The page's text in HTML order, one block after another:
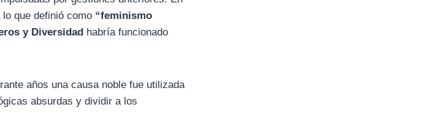
lo que definió como “feminismo
y Diversidad habría funcionado
años una causa noble fue utilizada
absurdas y dividir a los